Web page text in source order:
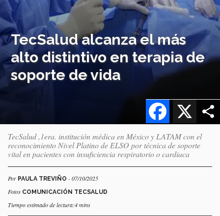
TecSalud alcanza el más
alto distintivo en terapia de
soporte de vida
X
Facebook
TecSalud ,1era. institución médica en México y LATAM con el
reconocimiento Nivel Platino de ELSO por técnica de soporte
vital en pacientes con insuficiencia respiratorio o cardiaca
Por PAULA TREVIÑO - 07/10/2025
Fotos COMUNICACIÓN TECSALUD
Tiempo estimado de lectura:4 mins